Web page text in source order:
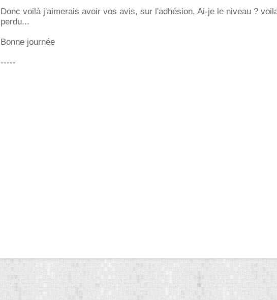
Donc voilà j'aimerais avoir vos avis, sur l'adhésion, Ai-je le niveau ?
perdu...
Bonne journée
-----